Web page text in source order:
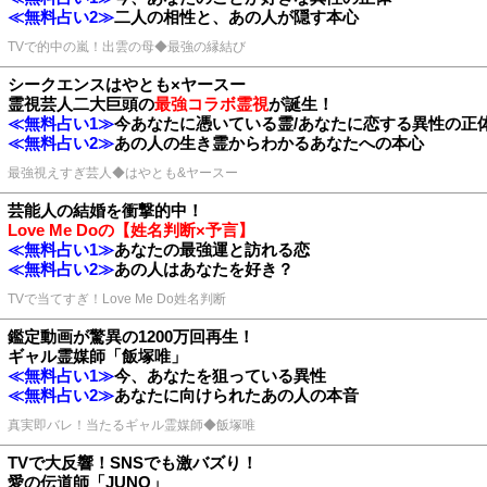
≪無料占い2≫二人の相性と、あの人が隠す本心
TVで的中の嵐！出雲の母◆最強の縁結び
シークエンスはやとも×ヤースー
霊視芸人二大巨頭の最強コラボ霊視が誕生！
≪無料占い1≫今あなたに憑いている霊/あなたに恋する異性の正
≪無料占い2≫あの人の生き霊からわかるあなたへの本心
最強視えすぎ芸人◆はやとも&ヤースー
芸能人の結婚を衝撃的中！
Love Me Doの【姓名判断×予言】
≪無料占い1≫あなたの最強運と訪れる恋
≪無料占い2≫あの人はあなたを好き？
TVで当てすぎ！Love Me Do姓名判断
鑑定動画が驚異の1200万回再生！
ギャル霊媒師「飯塚唯」
≪無料占い1≫今、あなたを狙っている異性
≪無料占い2≫あなたに向けられたあの人の本音
真実即バレ！当たるギャル霊媒師◆飯塚唯
TVで大反響！SNSでも激バズり！
愛の伝道師「JUNO」